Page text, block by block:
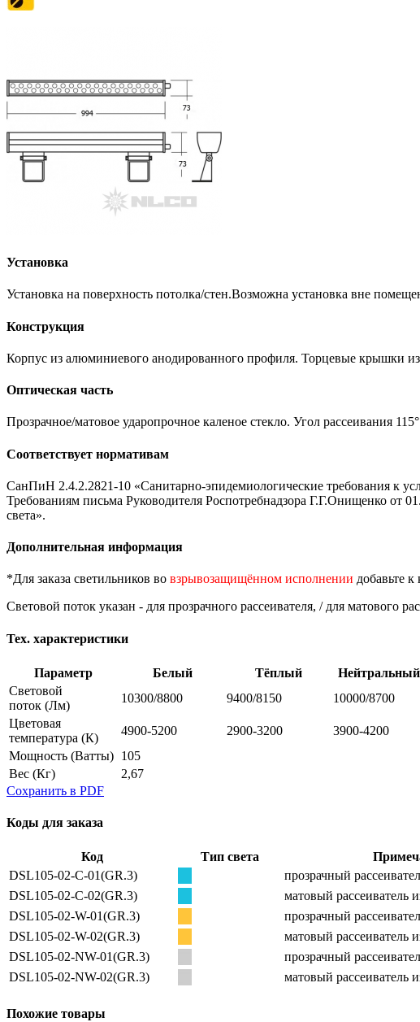
Установка
Установка на поверхность потолка/стен.Возможна установка вне
Конструкция
Корпус из алюминиевого анодированного профиля. Торцевые крышки
Оптическая часть
Прозрачное/матовое ударопрочное каленое стекло. Угол рассеивания
Соответствует нормативам
СанПиН 2.4.2.2821-10 «Санитарно-эпидемиологические требования к
Требованиям письма Руководителя Роспотребнадзора Г.Г.Онищенко от
света».
Дополнительная информация
*Для заказа светильников во взрывозащищённом исполнении добавьте к
Световой поток указан - для прозрачного рассеивателя, / для матового
Тех. характеристики
Параметр Белый Тёплый
Нейтральный
Световой
поток (Лм)
10300/8800 9400/8150
10000/8700
Цветовая
температура (К)
4900-5200 2900-3200
3900-4200
Мощность (Ватты) 105
Вес (Кг)
2,67
Сохранить в PDF
Коды для заказа
Код Тип света
DSL105-02-C-01(GR.3)
прозрачный
DSL105-02-C-02(GR.3)
матовый рассеиватель
DSL105-02-W-01(GR.3)
прозрачный
DSL105-02-W-02(GR.3)
матовый рассеиватель
DSL105-02-NW-01(GR.3)
прозрачный
DSL105-02-NW-02(GR.3)
матовый рассеиватель
Похожие товары